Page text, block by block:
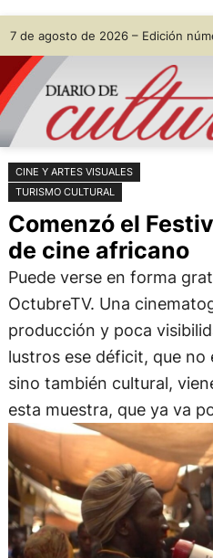
Saltar
al
contenido
Skip
to
content
7 de agosto de 2026 – Edición
CINE Y ARTES VISUALES
TURISMO CULTURAL
Comenzó el
de cine africano
Puede verse en forma
OctubreTV. Una
producción y poca
lustros ese déficit, que
sino también cultural,
esta muestra, que ya va